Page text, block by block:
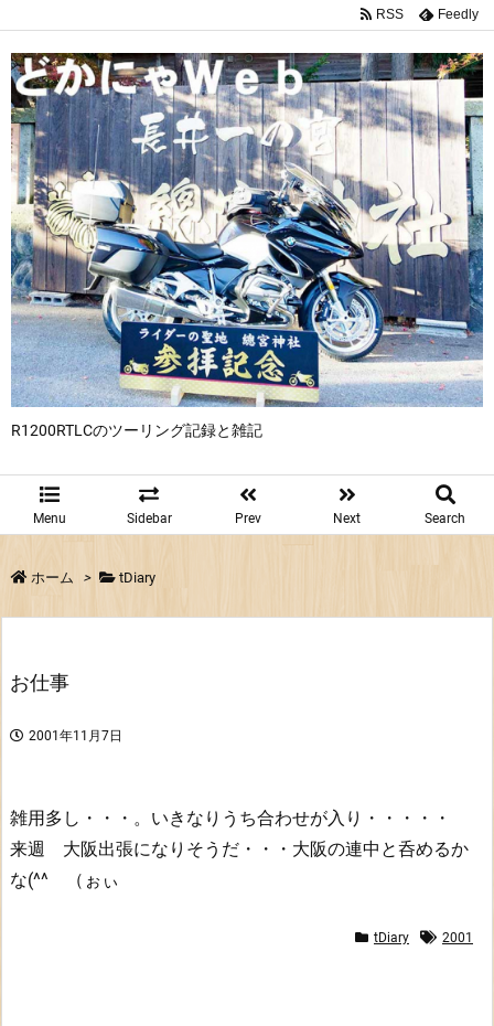
R1200RTLCのツーリング記録と雑記
Menu Sidebar Prev Next Search
RSS Feedly
ホーム > tDiary
お仕事
2001年11月7日
雑用多し・・・。いきなりうち合わせが入り・・・・・
来週 大阪出張になりそうだ・・・大阪の連中と呑めるか
な(^^ （ぉぃ
tDiary 2001